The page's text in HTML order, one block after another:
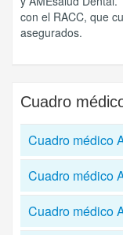
con el RACC, que
asegurados.
Cuadro
Cuadro médico
Cuadro médico
Cuadro médico